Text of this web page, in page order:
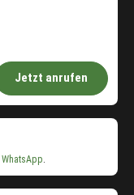
Jetzt anrufen
WhatsApp.